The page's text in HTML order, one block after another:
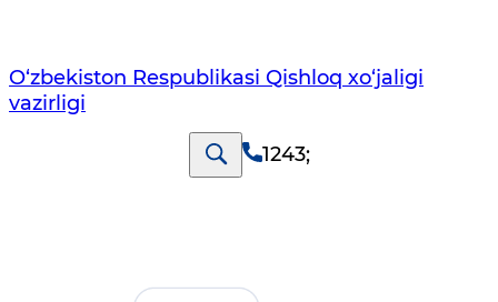
O‘zbekiston Respublikasi Qishloq хo‘jаligi
vаzirligi
1243;